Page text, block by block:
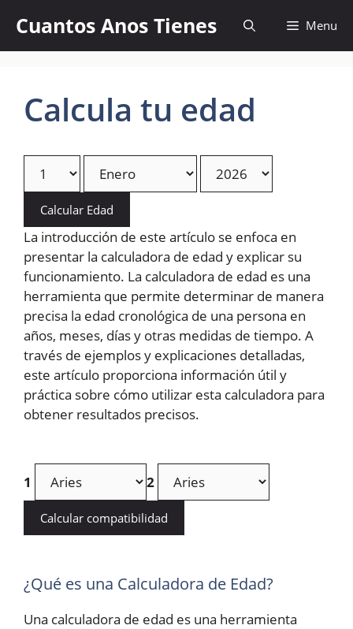
content
Cuantos Anos Tienes Menu
Calcula tu edad
Calcular Edad
La introducción de este artículo se enfoca en
presentar la calculadora de edad y explicar su
funcionamiento. La calculadora de edad es una
herramienta que permite determinar de manera
precisa la edad cronológica de una persona en
años, meses, días y otras medidas de tiempo. A
través de ejemplos y explicaciones detalladas,
este artículo proporciona información útil y
práctica sobre cómo utilizar esta calculadora para
obtener resultados precisos.
1 2
Calcular compatibilidad
¿Qué es una Calculadora de Edad?
Una calculadora de edad es una herramienta